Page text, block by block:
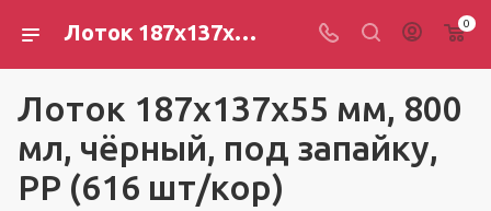
Лоток 187х137х55 мм, 800 мл, чёрный, под запайку, РР (616 шт/кор) 0
Лоток 187х137х55 мм, 800
мл, чёрный, под запайку,
РР (616 шт/кор)